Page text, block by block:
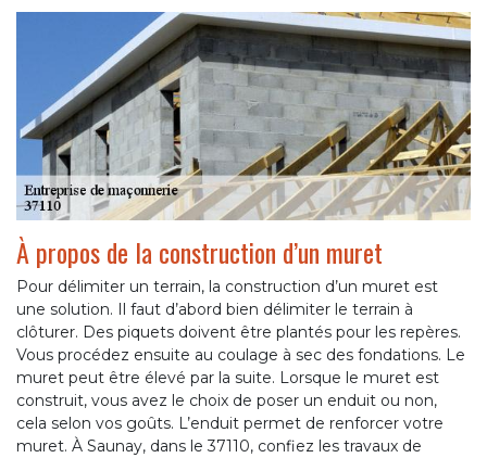
À propos de la construction d’un muret
Pour délimiter un terrain, la construction d’un muret est
une solution. Il faut d’abord bien délimiter le terrain à
clôturer. Des piquets doivent être plantés pour les repères.
Vous procédez ensuite au coulage à sec des fondations. Le
muret peut être élevé par la suite. Lorsque le muret est
construit, vous avez le choix de poser un enduit ou non,
cela selon vos goûts. L’enduit permet de renforcer votre
muret. À Saunay, dans le 37110, confiez les travaux de